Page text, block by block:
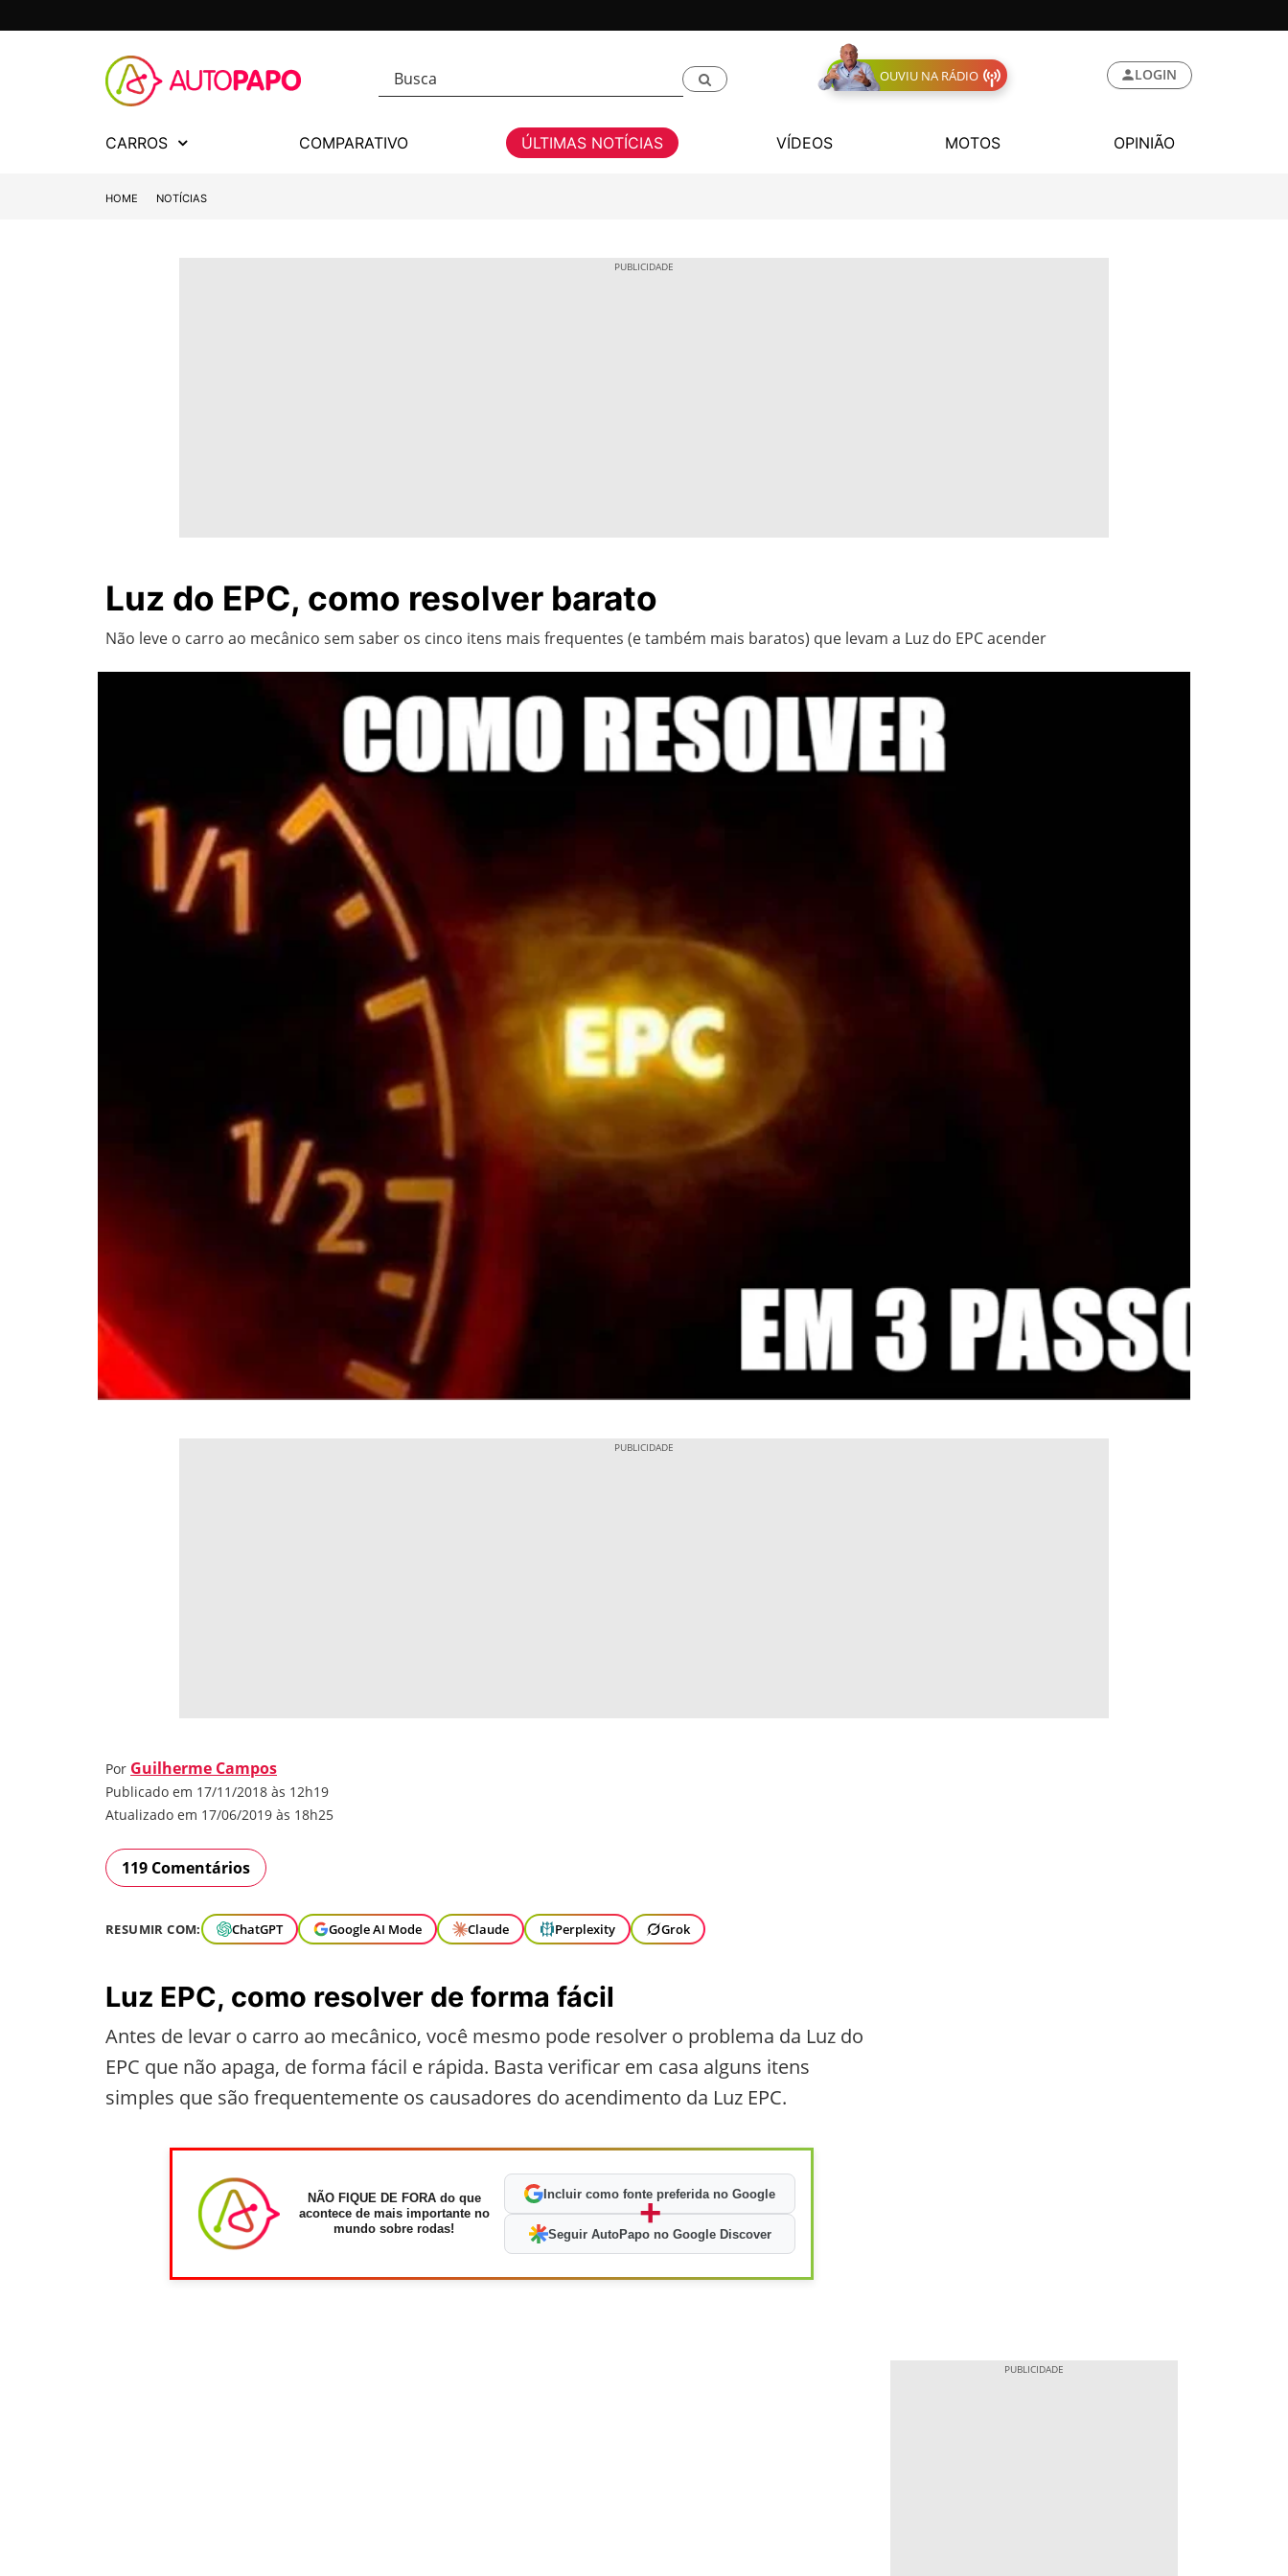
OUVIU NA RÁDIO LOGIN
CARROS COMPARATIVO ÚLTIMAS NOTÍCIAS VÍDEOS MOTOS OPINIÃO
HOME NOTÍCIAS
Luz do EPC, como resolver barato
Não leve o carro ao mecânico sem saber os cinco itens mais frequentes (e também mais baratos) que levam a Luz do EPC acender
Por Guilherme Campos
Publicado em 17/11/2018 às 12h19
Atualizado em 17/06/2019 às 18h25
119 Comentários
RESUMIR COM: ChatGPT Google AI Mode Claude Perplexity Grok
Luz EPC, como resolver de forma fácil
Antes de levar o carro ao mecânico, você mesmo pode resolver o problema da Luz do
EPC que não apaga, de forma fácil e rápida. Basta verificar em casa alguns itens
simples que são frequentemente os causadores do acendimento da Luz EPC.
NÃO FIQUE DE FORA do que
acontece de mais importante no
mundo sobre rodas!
Incluir como fonte preferida no Google
+
Seguir AutoPapo no Google Discover